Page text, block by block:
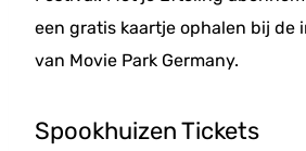
een gratis kaartje ophalen bij de
van Movie Park Germany.
Spookhuizen Tickets